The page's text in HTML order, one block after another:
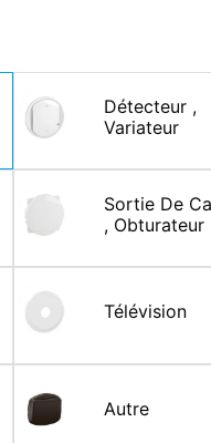
Détecteur ,
Variateur
Sortie De
, Obturateur
Télévision
Autre